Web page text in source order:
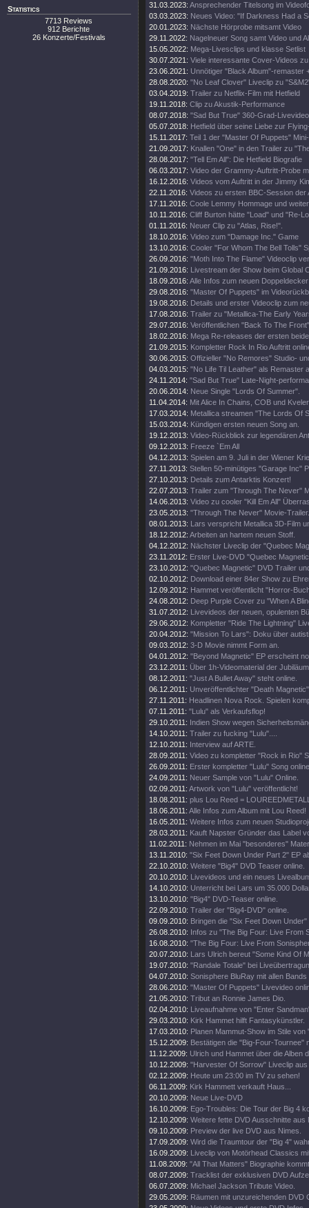
Statistics
7713 Reviews
912 Berichte
26 Konzerte/Festivals
31.03.2023: Ansprechender Titelsong im
03.03.2023: Neues Video: "If Darkness Had a
20.01.2023: Nächste Hörprobe mitsamt Video
29.11.2022: Nagelneuer Song samt Video und
15.05.2022: Mega-Livesclips und klasse Setlist
30.07.2021: Viele interessante Cover-Videos
23.06.2021: Unnötiger "Black Album"-remaster
28.08.2020: "No Leaf Clover" Liveclip zu
03.04.2019: Trailer zu Netflix-Film mit Hetfield
19.11.2018: Clip zu Akustik-Performance
08.07.2018: "Sad But True" 360-Grad-Livevideo
05.07.2018: Hetfield über seine Liebe zur
15.11.2017: Teil 1 der "Master Of Puppets"
21.09.2017: Knallen "One" in den Trailer zu
28.08.2017: "Tell Em All": Die Hetfield Biografie
06.03.2017: Video der Grammy-Auftritt-Probe
16.12.2016: Videos vom Auftritt in der Jimmy
22.11.2016: Videos zu ersten BBC-Session der
17.11.2016: Coole Lemmy Hommage und
10.11.2016: Cliff Burton hätte "Load" und "Re-
01.11.2016: Neuer Clip zu "Atlas, Rise!".
18.10.2016: Video zum "Damage Inc." Game
13.10.2016: Cooler "For Whom The Bell Tolls"
26.09.2016: "Moth Into The Flame" Videoclip
21.09.2016: Livestream der Show beim Global
18.09.2016: Alle Infos zum neuen
29.08.2016: "Master Of Puppets" im
19.08.2016: Details und erster Videoclip zum
17.08.2016: Trailer zu "Metallica-The Early
29.07.2016: Veröffentlichen "Back To The
18.02.2016: Mega Re-releases der ersten
21.09.2015: Kompletter Rock In Rio Auftritt
30.06.2015: Offizieller "No Remores" Studio-
04.03.2015: "No Life Til Leather" als Remaster
24.11.2014: "Sad But True" Late-Night-
20.06.2014: Neue Single "Lords Of Summer".
11.04.2014: Mit Alice In Chains, COB und
17.03.2014: Metallica streamen "The Lords Of
15.03.2014: Kündigen ersten neuen Song an.
19.12.2013: Video-Rückblick zur legendären
09.12.2013: Freeze `Em All
04.12.2013: Spielen am 9. Juli in der Wiener
27.11.2013: Stellen 50-minütiges "Garage Inc"
27.10.2013: Details zum Antarktis Konzert!
22.07.2013: Trailer zum "Through The Never"
14.06.2013: Video zu cooler "Kill Em All"
23.05.2013: "Through The Never" Movie-Trailer.
08.01.2013: Lars verspricht Metallica 3D-Film
18.12.2012: Arbeiten an hartem neuen Stoff.
04.12.2012: Nächster Liveclip der "Quebec
23.11.2012: Erster Live-DVD "Quebec
23.10.2012: "Quebec Magnetic" DVD Trailer
02.10.2012: Download einer 84er Show zu
12.09.2012: Hammet veröffentlicht "Horror-
24.08.2012: Deep Purple Cover zu "When A
31.07.2012: Livevideos der neuen, opulenten
29.06.2012: Kompletter "Ride The Lightning"
20.04.2012: "Mission To Lars": Doku über
09.03.2012: 3-D Movie nimmt Form an.
04.01.2012: "Beyond Magnetic" EP erscheint
23.12.2011: Über 1h-Videomaterial der
08.12.2011: "Just A Bullet Away" steht online.
06.12.2011: Unveröffentlichter "Death
27.11.2011: Headlinen Nova Rock. Spielen
07.11.2011: "Lulu" als Verkaufsflop!
29.10.2011: Indien Show wegen
14.10.2011: Trailer zu fucking "Lulu"....
12.10.2011: Interview auf ARTE.
28.09.2011: Video zu kompletter "Rock in Rio"
26.09.2011: Erster kompletter "Lulu" Song
24.09.2011: Neuer Sample von "Lulu" Online.
02.09.2011: Artwork von "Lulu" veröffentlicht!
18.08.2011: plus Lou Reed =
18.06.2011: Alle Infos zum Album mit Lou Reed!
16.05.2011: Weitere Infos zum neuen
28.03.2011: Kauft Napster Gründer das Label
11.02.2011: Nehmen im Mai "besonderes"
13.11.2010: "Six Feet Down Under Part 2" EP
22.10.2010: Weitere "Big4" DVD Teaser online.
20.10.2010: Livevideos und ein neues
14.10.2010: Unterricht bei Lars um 35.000
13.10.2010: "Big4" DVD-Teaser online.
22.09.2010: Trailer der "Big4-DVD" online.
09.09.2010: Bringen die "Six Feet Down Under"
26.08.2010: Infos zu "The Big Four: Live From
16.08.2010: "The Big Four: Live From
20.07.2010: Lars Ulrich bereut "Some Kind Of
19.07.2010: "Randale Totale" bei
04.07.2010: Sonisphere BluRay mit allen Bands
28.06.2010: "Master Of Puppets" Livevideo
21.05.2010: Tribut an Ronnie James Dio.
02.04.2010: Liveaufnahme von "Enter
29.03.2010: Kirk Hammet hilft Fantasykünstler.
17.03.2010: Planen Mammut-Show im Stile von
15.12.2009: Bestätigen die "Big-Four-Tournee"
11.12.2009: Ulrich und Hammet über die Alben
10.12.2009: "Harvester Of Sorrow" Liveclip
02.12.2009: Heute um 23:00 im TV zu sehen!
06.11.2009: Kirk Hammett verkauft Haus...
20.10.2009: Neue Live-DVD
16.10.2009: Ego-Troubles: Die Tour der Big 4
12.10.2009: Weitere fette DVD Ausschnitte aus
09.10.2009: Preview der live DVD aus Nimes.
17.09.2009: Wird die Traumtour der "Big 4"
16.09.2009: Liveclip von Motörhead Classics
11.08.2009: "All That Matters" Biographie
08.07.2009: Tracklist der exklusiven DVD
06.07.2009: Michael Jackson Tribute Video.
29.05.2009: Räumen mit unzureichenden DVD